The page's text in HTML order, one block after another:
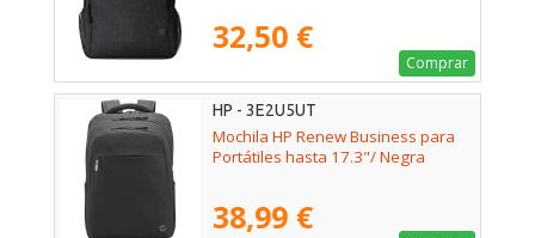
32,50 €
Comprar
HP - 3E2U5UT
Mochila HP Renew Business para
Portátiles hasta 17.3"/ Negra
38,99 €